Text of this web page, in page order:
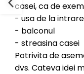
casei, ca de
- usa de la
- balconul
- streasina casei
Potrivita de
dvs. Cateva idei